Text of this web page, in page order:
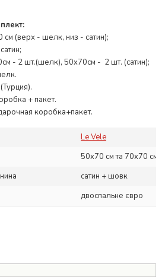
см (верх - шелк, низ - сатин);
- 2 шт.(шелк), 50x70см - 2 шт. (сатин);
+ пакет.
коробка+пакет.
Le Vele
50x70 см та 70x70 см
сатин + шовк
двоспальне євро